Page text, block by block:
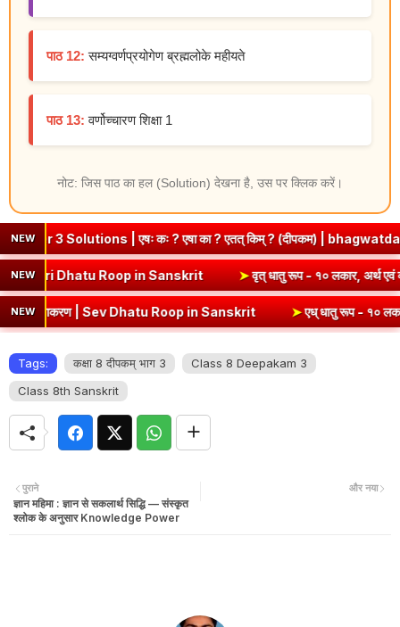
पाठ 12: सम्यग्वर्णप्रयोगेण ब्रह्मलोके महीयते
पाठ 13: वर्णोच्चारण शिक्षा 1
नोट: जिस पाठ का हल (Solution) देखना है, उस पर क्लिक करें।
NEW
| एषः कः ? एषा का ? एतत् किम् ? (दीपकम) | bhagwatdarshan.com
NEW
लकार, अर्थ एवं व्याकरण | Kri Dhatu Roop in Sanskrit ➤वृत् धातु रूप
NEW
| Sev Dhatu Roop in Sanskrit ➤एध् धातु रूप - १० लकार, अर्थ एवं
Tags: कक्षा 8 दीपकम् भाग 3
Class 8 Deepakam 3
Class 8th Sanskrit
और नया
पुराने
ज्ञान महिमा : ज्ञान से सकलार्थ सिद्धि — संस्कृत
श्लोक के अनुसार Knowledge Power